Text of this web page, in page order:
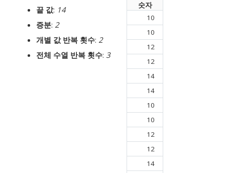
끝 값: 14
증분: 2
개별 값 반복 횟수: 2
전체 수열 반복 횟수: 3
숫자
10
10
12
12
14
14
10
10
12
12
14